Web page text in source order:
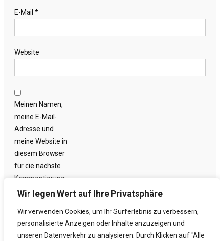
Wir legen Wert auf Ihre Privatsphäre
Wir verwenden Cookies, um Ihr Surferlebnis zu verbessern,
personalisierte Anzeigen oder Inhalte anzuzeigen und
unseren Datenverkehr zu analysieren. Durch Klicken auf "Alle
E-Mail *
Website
Meinen Namen,
meine E-Mail-
Adresse und
meine Website in
diesem Browser
für die nächste
Kommentierung
speichern.